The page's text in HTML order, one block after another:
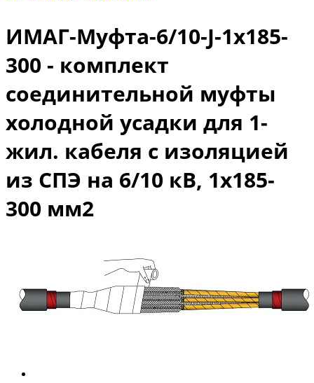
ИМАГ-Муфта-6/10-J-1х185-
300 - комплект
соединительной муфты
холодной усадки для 1-
жил. кабеля с изоляцией
из СПЭ на 6/10 кВ, 1х185-
300 мм2